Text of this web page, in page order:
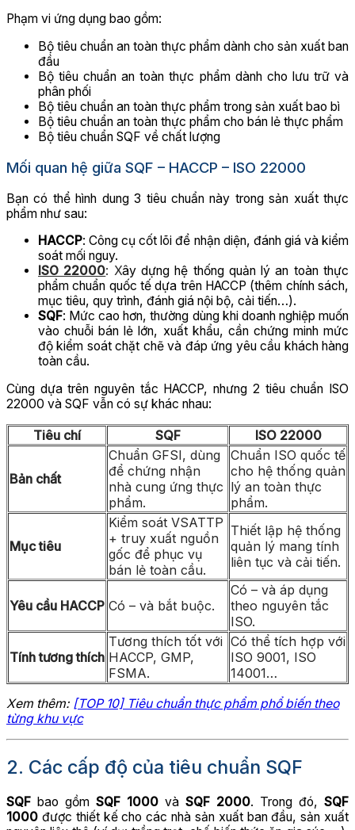
Phạm vi ứng dụng bao gồm:
Bộ tiêu chuẩn an toàn thực phẩm dành cho sản xuất ban
đầu
Bộ tiêu chuẩn an toàn thực phẩm dành cho lưu trữ và
phân phối
Bộ tiêu chuẩn an toàn thực phẩm trong sản xuất bao bì
Bộ tiêu chuẩn an toàn thực phẩm cho bán lẻ thực phẩm
Bộ tiêu chuẩn SQF về chất lượng
Mối quan hệ giữa SQF – HACCP – ISO 22000
Bạn có thể hình dung 3 tiêu chuẩn này trong sản xuất thực
phẩm như sau:
HACCP: Công cụ cốt lõi để nhận diện, đánh giá và kiểm
soát mối nguy.
ISO 22000: Xây dựng hệ thống quản lý an toàn thực
phẩm chuẩn quốc tế dựa trên HACCP (thêm chính sách,
mục tiêu, quy trình, đánh giá nội bộ, cải tiến…).
SQF: Mức cao hơn, thường dùng khi doanh nghiệp muốn
vào chuỗi bán lẻ lớn, xuất khẩu, cần chứng minh mức
độ kiểm soát chặt chẽ và đáp ứng yêu cầu khách hàng
toàn cầu.
Cùng dựa trên nguyên tắc HACCP, nhưng 2 tiêu chuẩn ISO
22000 và SQF vẫn có sự khác nhau:
Tiêu chí SQF ISO 22000
Bản chất
Chuẩn GFSI, dùng
để chứng nhận
nhà cung ứng thực
phẩm.
Chuẩn ISO quốc tế
cho hệ thống quản
lý an toàn thực
phẩm.
Mục tiêu
Kiểm soát VSATTP
+ truy xuất nguồn
gốc để phục vụ
bán lẻ toàn cầu.
Thiết lập hệ thống
quản lý mang tính
liên tục và cải tiến.
Yêu cầu HACCP Có – và bắt buộc.
Có – và áp dụng
theo nguyên tắc
ISO.
Tính tương thích
Tương thích tốt với
HACCP, GMP,
FSMA.
Có thể tích hợp với
ISO 9001, ISO
14001…
Xem thêm: [TOP 10] Tiêu chuẩn thực phẩm phổ biến theo
từng khu vực
2. Các cấp độ của tiêu chuẩn SQF
SQF bao gồm SQF 1000 và SQF 2000. Trong đó, SQF
1000 được thiết kế cho các nhà sản xuất ban đầu, sản xuất